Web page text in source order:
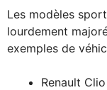
Les modèles
lourdement
exemples de
Renault